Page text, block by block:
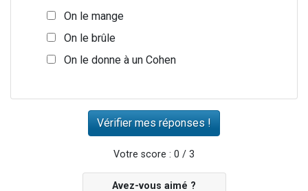
On le mange
On le brûle
On le donne à un Cohen
Votre score : 0 / 3
Avez-vous aimé ?